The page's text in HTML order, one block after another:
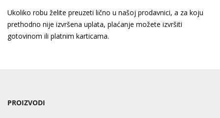
Ukoliko robu želite preuzeti lično u našoj prodavnici, a za koju
prethodno nije izvršena uplata, plaćanje možete izvršiti
gotovinom ili platnim karticama.
PROIZVODI